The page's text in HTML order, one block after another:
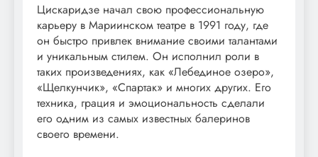
Цискаридзе начал свою профессиональную
карьеру в Мариинском театре в 1991 году, где
он быстро привлек внимание своими талантами
и уникальным стилем. Он исполнил роли в
таких произведениях, как «Лебединое озеро»,
«Щелкунчик», «Спартак» и многих других. Его
техника, грация и эмоциональность сделали
его одним из самых известных балеринов
своего времени.